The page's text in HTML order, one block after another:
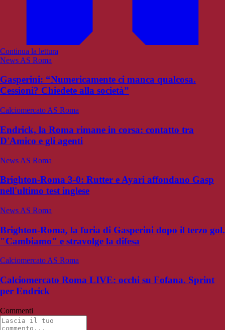
Continua la lettura
News AS Roma
Gasperini: “Numericamente ci manca qualcosa.
Cessioni? Chiedete alla società”
Calciomercato AS Roma
Endrick, la Roma rimane in corsa: contatto tra
D'Amico e gli agenti
News AS Roma
Brighton-Roma 3-0: Rutter e Ayari affondano Gasp
nell'ultimo test inglese
News AS Roma
Brighton-Roma, la furia di Gasperini dopo il terzo gol.
"Cambiamo" e stravolge la difesa
Calciomercato AS Roma
Calciomercato Roma LIVE: occhi su Fofana. Sprint
per Endrick
Commenti